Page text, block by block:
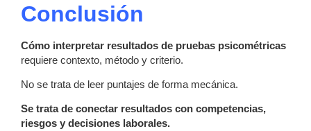
Conclusión
Cómo interpretar resultados de pruebas psicométricas
requiere contexto, método y criterio.
No se trata de leer puntajes de forma mecánica.
Se trata de conectar resultados con competencias,
riesgos y decisiones laborales.